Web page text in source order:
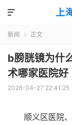
上

新闻  正文
b膀胱镜为什
术哪家医院好
2026-04-27 22:41:25
顺义区医院